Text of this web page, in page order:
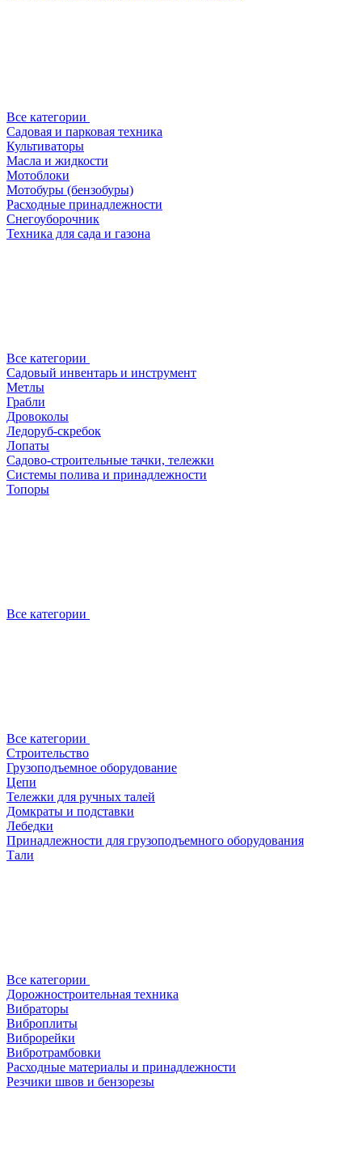
Все категории
Садовая и парковая техника
Культиваторы
Масла и жидкости
Мотоблоки
Мотобуры (бензобуры)
Расходные принадлежности
Снегоуборочник
Техника для сада и газона
Все категории
Садовый инвентарь и инструмент
Метлы
Грабли
Дровоколы
Ледоруб-скребок
Лопаты
Садово-строительные тачки, тележки
Системы полива и принадлежности
Топоры
Все категории
Все категории
Строительство
Грузоподъемное оборудование
Цепи
Тележки для ручных талей
Домкраты и подставки
Лебедки
Принадлежности для грузоподъемного оборудования
Тали
Все категории
Дорожностроительная техника
Вибраторы
Виброплиты
Виброрейки
Вибротрамбовки
Расходные материалы и принадлежности
Резчики швов и бензорезы